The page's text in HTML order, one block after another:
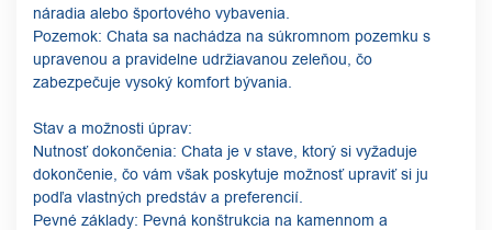
náradia alebo športového vybavenia.
Pozemok: Chata sa nachádza na súkromnom pozemku s
upravenou a pravidelne udržiavanou zeleňou, čo
zabezpečuje vysoký komfort bývania.
Stav a možnosti úprav:
Nutnosť dokončenia: Chata je v stave, ktorý si vyžaduje
dokončenie, čo vám však poskytuje možnosť upraviť si ju
podľa vlastných predstáv a preferencií.
Pevné základy: Pevná konštrukcia na kamennom a